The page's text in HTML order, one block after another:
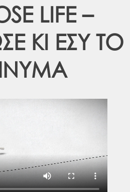
LIFE –
ΚΙ ΕΣΥ ΤΟ